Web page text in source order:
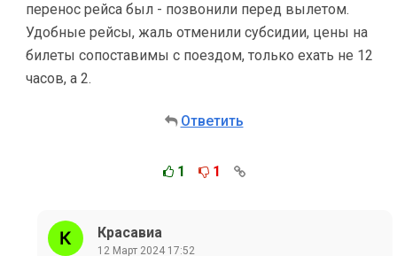
перенос рейса был - позвонили перед вылетом.
Удобные рейсы, жаль отменили субсидии, цены на
билеты сопоставимы с поездом, только ехать не 12
часов, а 2.
Ответить
1 1
Красавиа
12 Март 2024 17:52